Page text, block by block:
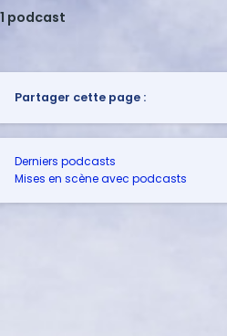
1 podcast
Partager cette page :
Derniers podcasts
Mises en scène avec podcasts